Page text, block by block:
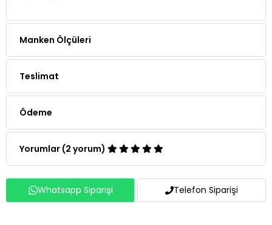
Manken Ölçüleri
Teslimat
Ödeme
Yorumlar (2 yorum)
Whatsapp Siparişi Telefon Siparişi